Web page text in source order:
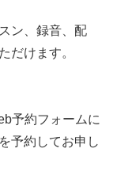
ン、録音、配
だけます。
予約フォームに
予約してお申し